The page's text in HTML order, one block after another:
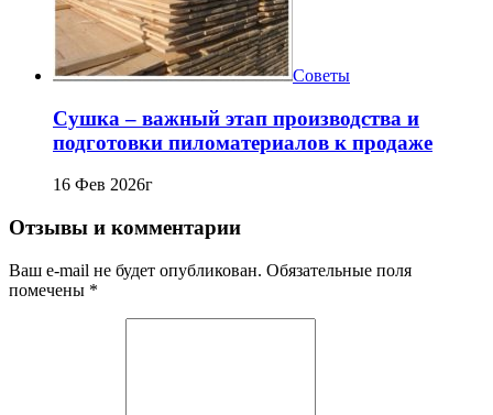
Советы
Сушка – важный этап производства и
подготовки пиломатериалов к продаже
16 Фев 2026г
Отзывы и комментарии
Ваш e-mail не будет опубликован. Обязательные поля
помечены *